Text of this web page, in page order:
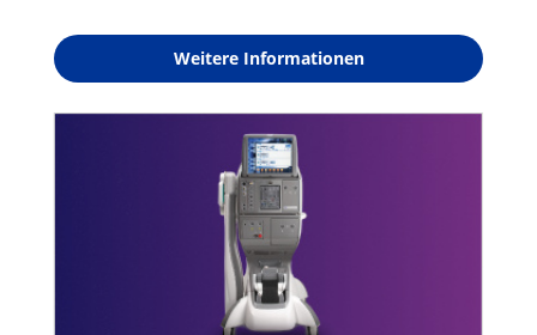
Weitere Informationen